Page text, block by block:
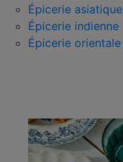
Épicerie asiatique
Épicerie indienne
Épicerie orientale